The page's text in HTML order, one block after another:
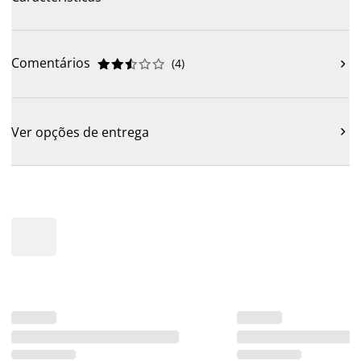
Comentários 




 (4) 
Ver opções de entrega 